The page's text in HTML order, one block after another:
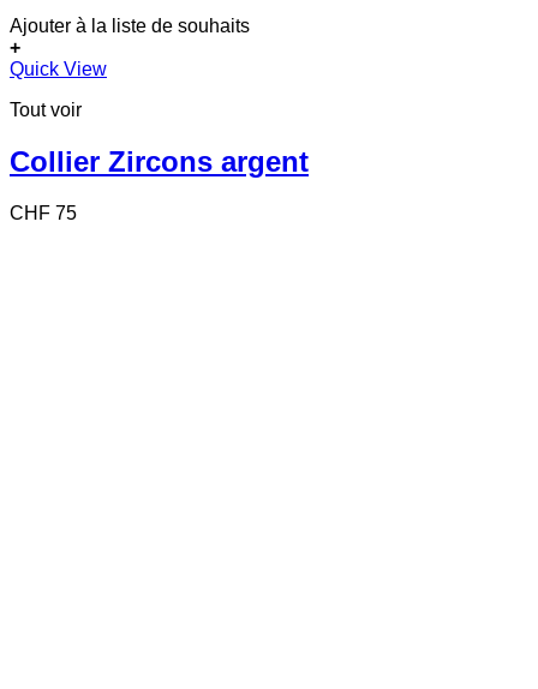
Ajouter à la liste de souhaits
+
Quick View
Tout voir
Collier Zircons argent
CHF 75